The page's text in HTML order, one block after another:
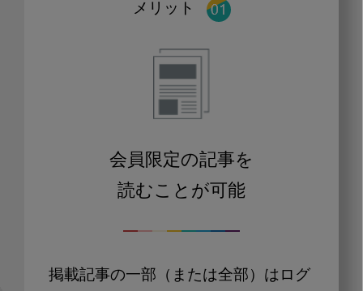
メリット
会員限定の記事を
読むことが可能
掲載記事の一部（または全部）はログ